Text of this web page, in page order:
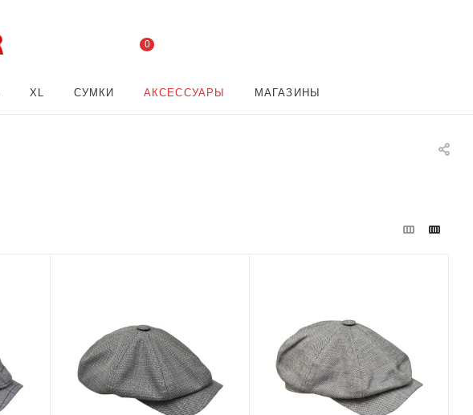
0
XL СУМКИ АКСЕССУАРЫ МАГАЗИНЫ